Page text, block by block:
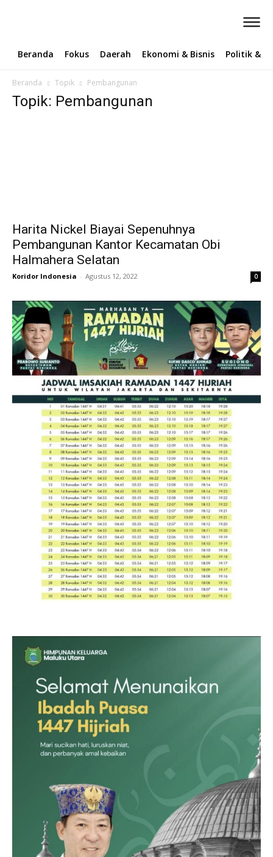
Beranda Fokus Daerah Ekonomi & Bisnis Politik &
Beranda Topik Pembangunan
Topik: Pembangunan
Harita Nickel Biayai Sepenuhnya
Pembangunan Kantor Kecamatan Obi
Halmahera Selatan
Koridor Indonesia - Agustus 12, 2022 0